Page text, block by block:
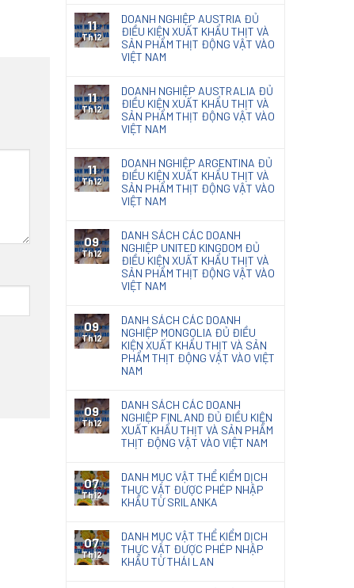
photocopy
phân
loại
Giấy
khẩu
báo
131/TB-
KĐHQ
quả
phân
loại
diệt
nấm
mốc
11
Th12
DOANH NGHIỆP AUSTRIA ĐỦ
ĐIỀU KIỆN XUẤT KHẨU THỊT VÀ
SẢN PHẨM THỊT ĐỘNG VẬT VÀO
VIỆT NAM
11
Th12
DOANH NGHIỆP AUSTRALIA ĐỦ
ĐIỀU KIỆN XUẤT KHẨU THỊT VÀ
SẢN PHẨM THỊT ĐỘNG VẬT VÀO
VIỆT NAM
11
Th12
DOANH NGHIỆP ARGENTINA ĐỦ
ĐIỀU KIỆN XUẤT KHẨU THỊT VÀ
SẢN PHẨM THỊT ĐỘNG VẬT VÀO
VIỆT NAM
09
Th12
DANH SÁCH CÁC DOANH
NGHIỆP UNITED KINGDOM ĐỦ
ĐIỀU KIỆN XUẤT KHẨU THỊT VÀ
SẢN PHẨM THỊT ĐỘNG VẬT VÀO
VIỆT NAM
09
Th12
DANH SÁCH CÁC DOANH
NGHIỆP MONGOLIA ĐỦ ĐIỀU
KIỆN XUẤT KHẨU THỊT VÀ SẢN
PHẨM THỊT ĐỘNG VẬT VÀO VIỆT
NAM
09
Th12
DANH SÁCH CÁC DOANH
NGHIỆP FINLAND ĐỦ ĐIỀU KIỆN
XUẤT KHẨU THỊT VÀ SẢN PHẨM
THỊT ĐỘNG VẬT VÀO VIỆT NAM
07
Th12
DANH MỤC VẬT THỂ KIỂM DỊCH
THỰC VẬT ĐƯỢC PHÉP NHẬP
KHẨU TỪ SRILANKA
07
Th12
DANH MỤC VẬT THỂ KIỂM DỊCH
THỰC VẬT ĐƯỢC PHÉP NHẬP
KHẨU TỪ THÁI LAN